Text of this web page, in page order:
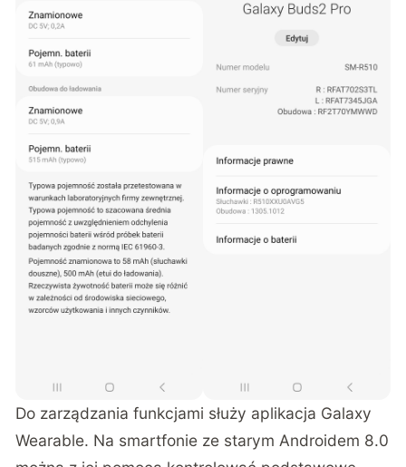
Do zarządzania funkcjami służy aplikacja Galaxy
Wearable. Na smartfonie ze starym Androidem 8.0